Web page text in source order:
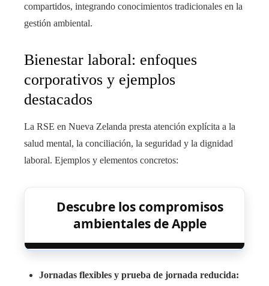
compartidos, integrando conocimientos tradicionales en la
gestión ambiental.
Bienestar laboral: enfoques
corporativos y ejemplos
destacados
La RSE en Nueva Zelanda presta atención explícita a la
salud mental, la conciliación, la seguridad y la dignidad
laboral. Ejemplos y elementos concretos:
Descubre los compromisos
ambientales de Apple
Jornadas flexibles y prueba de jornada reducida: